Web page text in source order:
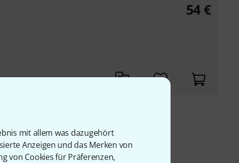
mit allem was dazugehört
Anzeigen und das Merken von
von Cookies für Präferenzen,
54 €